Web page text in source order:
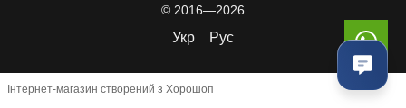
© 2016—2026
Укр Рус
Інтернет-магазин створений з Хорошоп